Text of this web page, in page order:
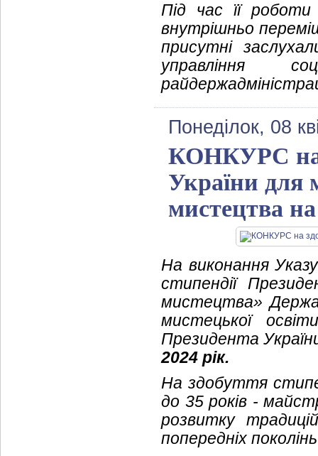
Під час її
внутрішньо
присутні
управління
Понеділок, 08
КОНКУРС на
України для
мистецтва
На виконання
стипендії
мистецтва»
мистецької
Президента
2024 рік.
На здобуття
до 35 років -
розвитку
попередніх